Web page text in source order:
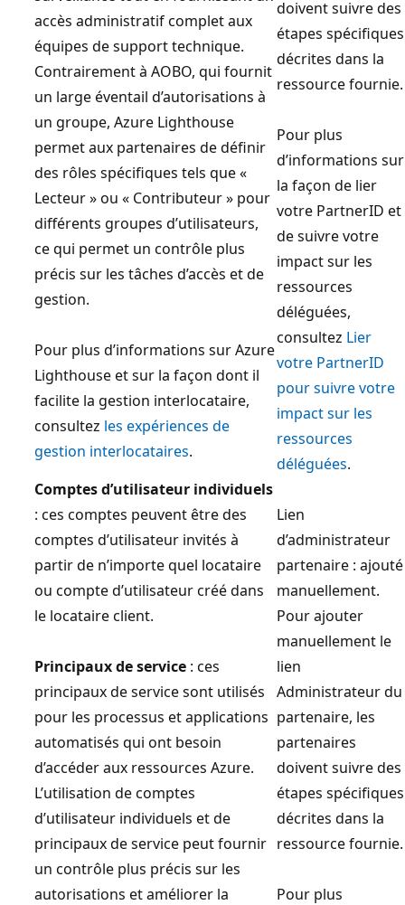
accès administratif complet aux
équipes de support technique.
Contrairement à AOBO, qui fournit
un large éventail d’autorisations à
un groupe, Azure Lighthouse
permet aux partenaires de définir
des rôles spécifiques tels que «
Lecteur » ou « Contributeur » pour
différents groupes d’utilisateurs,
ce qui permet un contrôle plus
précis sur les tâches d’accès et de
gestion.
Pour plus d’informations sur Azure
Lighthouse et sur la façon dont il
facilite la gestion interlocataire,
consultez les expériences de
gestion interlocataires.
doivent suivre des
étapes spécifiques
décrites dans la
ressource fournie.
Pour plus
d’informations sur
la façon de lier
votre PartnerID et
de suivre votre
impact sur les
ressources
déléguées,
consultez Lier
votre PartnerID
pour suivre votre
impact sur les
ressources
déléguées.
Comptes d’utilisateur individuels
: ces comptes peuvent être des
comptes d’utilisateur invités à
partir de n’importe quel locataire
ou compte d’utilisateur créé dans
le locataire client.
Principaux de service : ces
principaux de service sont utilisés
pour les processus et applications
automatisés qui ont besoin
d’accéder aux ressources Azure.
L’utilisation de comptes
d’utilisateur individuels et de
principaux de service peut fournir
un contrôle plus précis sur les
autorisations et améliorer la
Lien
d’administrateur
partenaire : ajouté
manuellement.
Pour ajouter
manuellement le
lien
Administrateur du
partenaire, les
partenaires
doivent suivre des
étapes spécifiques
décrites dans la
ressource fournie.
Pour plus